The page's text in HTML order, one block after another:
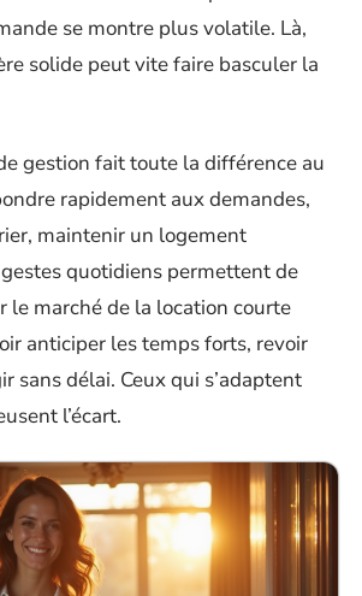
se montre plus volatile. Là,
solide peut vite faire basculer la
gestion fait toute la différence au
rapidement aux demandes,
maintenir un logement
quotidiens permettent de
le marché de la location courte
anticiper les temps forts, revoir
sans délai. Ceux qui s’adaptent
l’écart.